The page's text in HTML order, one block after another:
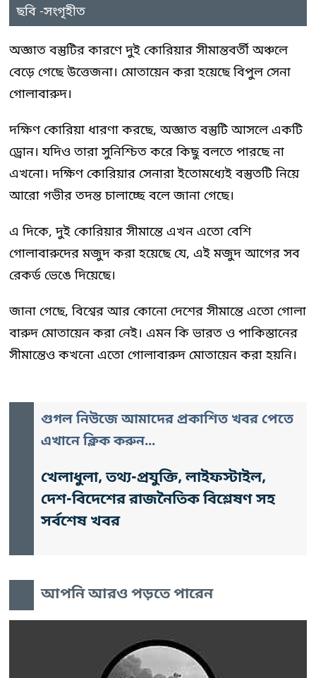
ছবি -সংগৃহীত
অজ্ঞাত বস্তুটির কারণে দুই কোরিয়ার সীমান্তবর্তী অঞ্চলে
বেড়ে গেছে উত্তেজনা। মোতায়েন করা হয়েছে বিপুল সেনা
গোলাবারুদ।
দক্ষিণ কোরিয়া ধারণা করছে, অজ্ঞাত বস্তুটি আসলে একটি
ড্রোন। যদিও তারা সুনিশ্চিত করে কিছু বলতে পারছে না
এখনো। দক্ষিণ কোরিয়ার সেনারা ইতোমধ্যেই বস্তুতটি নিয়ে
আরো গভীর তদন্ত চালাচ্ছে বলে জানা গেছে।
এ দিকে, দুই কোরিয়ার সীমান্তে এখন এতো বেশি
গোলাবারুদের মজুদ করা হয়েছে যে, এই মজুদ আগের সব
রেকর্ড ভেঙে দিয়েছে।
জানা গেছে, বিশ্বের আর কোনো দেশের সীমান্তে এতো গোলা
বারুদ মোতায়েন করা নেই। এমন কি ভারত ও পাকিস্তানের
সীমান্তেও কখনো এতো গোলাবারুদ মোতায়েন করা হয়নি।
গুগল নিউজে আমাদের প্রকাশিত খবর পেতে
এখানে ক্লিক করুন...
খেলাধুলা, তথ্য-প্রযুক্তি, লাইফস্টাইল,
দেশ-বিদেশের রাজনৈতিক বিশ্লেষণ সহ
সর্বশেষ খবর
আপনি আরও পড়তে পারেন